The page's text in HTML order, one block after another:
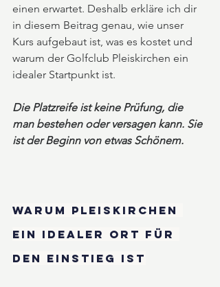
einen erwartet. Deshalb erkläre ich dir
in diesem Beitrag genau, wie unser
Kurs aufgebaut ist, was es kostet und
warum der Golfclub Pleiskirchen ein
idealer Startpunkt ist.
Die Platzreife ist keine Prüfung, die
man bestehen oder versagen kann. Sie
ist der Beginn von etwas Schönem.
Warum Pleiskirchen
ein idealer Ort für
den Einstieg ist